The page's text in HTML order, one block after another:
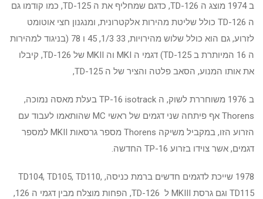
ב 1974 מוצג ה TD-126, כדגם שמחליף את ה TD-125, כמו קודמו גם
ה TD-126 כולל שליטת מהירות אלקטרונית, ומנגנון חצי אוטומט
לזרוע, גם הוא כולל שלוש מהירויות, 33 1/3, 45 ו 78 (בניגוד למהירות
ה 16 המיותרת ב TD-125) דגמי ה MKI וה MKII של TD-126, קיבלו
את אותו המנוע, הסאב פלטה והציר של ה TD-125,
ב 1976 משוחררת לשוק, ה TP-16 isotrack בעלת מאסה נמוכה,
Thorens אף פיתחה שני דגמים של ראשי MC שהותאמו לעבוד עם
הזרוע הזו, במקביל משיקה Thorens מספר גרסאות MKII למספר
דגמים, אשר צוידו בזרוע TP-16 החדשה.
1978 שייכת לדגמים חדשים ברמת כניסה, TD104, TD105, TD110,
TD115 וגם גרסת MKIII ל TD-126, הפחות מוצלח מבין דגמי ה 126,